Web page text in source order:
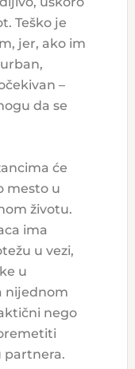
Teško je
jer, ako im
–
da se
će
mesto u
životu.
ima
u vezi,
u
nijednom
nego
partnera.